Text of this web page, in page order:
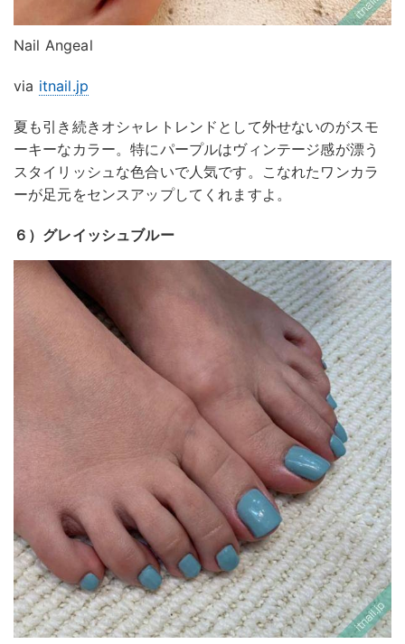
Nail Angeal
via itnail.jp
夏も引き続きオシャレトレンドとして外せないのがスモ
ーキーなカラー。特にパープルはヴィンテージ感が漂う
スタイリッシュな色合いで人気です。こなれたワンカラ
ーが足元をセンスアップしてくれますよ。
６）グレイッシュブルー